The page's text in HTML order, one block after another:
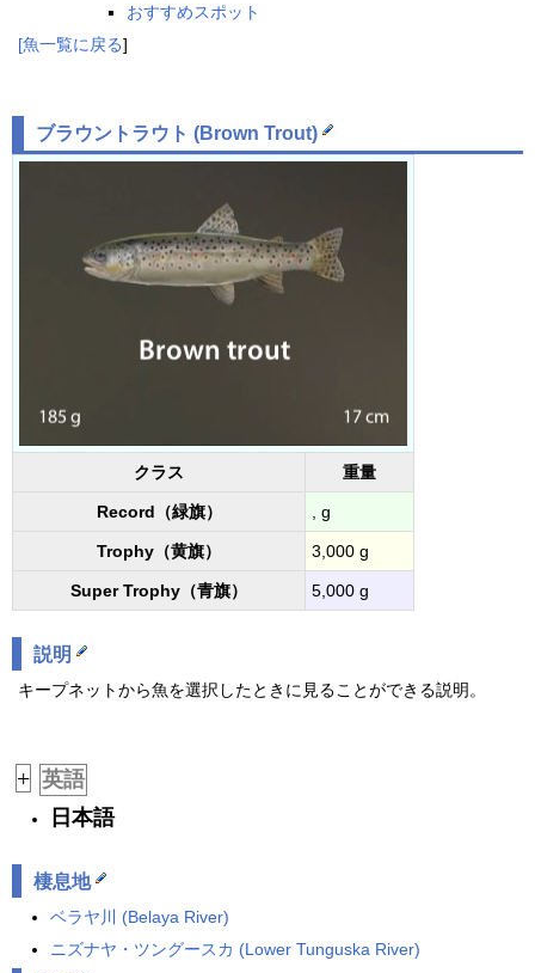
おすすめスポット
[魚一覧に戻る]
ブラウントラウト (Brown Trout)
クラス 重量
Record（緑旗） , g
Trophy（黄旗） 3,000 g
Super Trophy（青旗） 5,000 g
説明
キープネットから魚を選択したときに見ることができる説明。
+ 英語
日本語
棲息地
ベラヤ川 (Belaya River)
ニズナヤ・ツングースカ (Lower Tunguska River)